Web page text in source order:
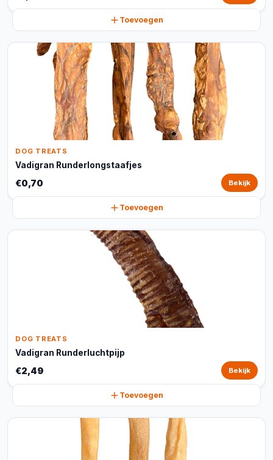
Toevoegen
DOG TREATS
Vadigran Runderlongstaafjes
€0,70 Bekijk
Toevoegen
DOG TREATS
Vadigran Runderluchtpijp
€2,49 Bekijk
Toevoegen